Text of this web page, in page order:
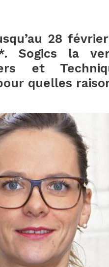
28
Sogics la
et
quelles